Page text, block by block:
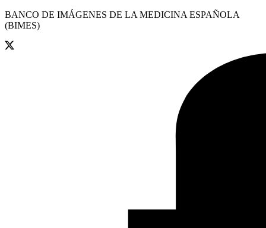
BANCO DE IMÁGENES DE LA MEDICINA ESPAÑOLA
(BIMES)